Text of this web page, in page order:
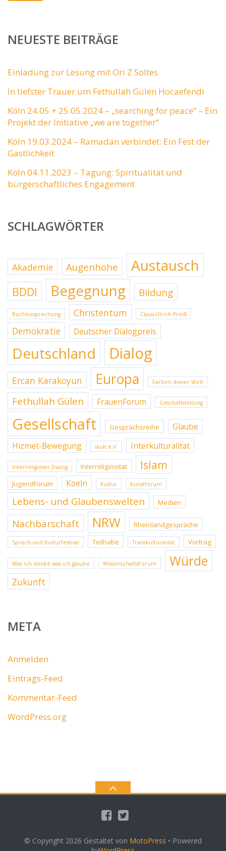
NEUESTE BEITRÄGE
Einladung zur Lesung mit Ori Z Soltes
In tiefster Trauer um Fethullah Gülen Hocaefendi
Köln 24.05 + 25.05.2024 – „searching for peace“ – Ein
Projekt der Initiative „we are together“
Köln 19.03.2024 – Ramadan verbindet: Ein Fest der
Gastlichkeit
Köln 04.11.2023 – Tagung: Spiritualität und
bürgerschaftliches Engagement
SCHLAGWÖRTER
Akademie Augenhöhe Austausch
BDDI Begegnung Bildung
Buchbesprechung Christentum Claus-Ulrich Prölß
Demokratie Deutscher Dialogpreis
Deutschland Dialog
Ercan Karakoyun Europa Farben dieser Welt
Fethullah Gülen FrauenForum Geschäftsleitung
Gesellschaft Gesprächsreihe
Glaube
Hizmet-Bewegung
ikult e.V. Interkulturalität
Interreligiöser Dialog Interreligiösität Islam
JugendForum Koeln Kultur Kunstforum
Lebens- und Glaubenswelten Medien
Nachbarschaft NRW Rheinlandgespräche
Sprach-und Kulturfestival Teilhabe Transkulturalität Vortrag
Was ich denke was ich glaube WissenschaftsForum Würde
Zukunft
META
Anmelden
Eintrags-Feed
Kommentar-Feed
WordPress.org
© Copyright 2026 Gestaltet von MotoPress • Powered